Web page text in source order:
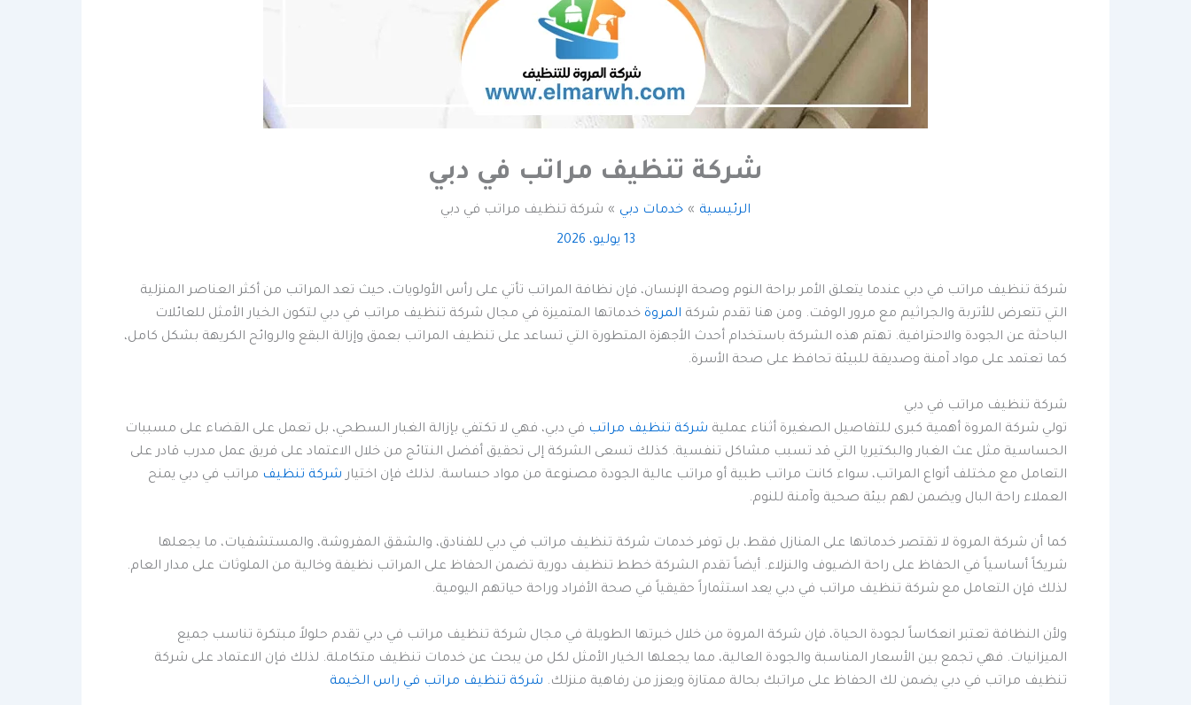
شركة تنظيف مراتب في دبي
الرئيسية خدمات دبي شركة تنظيف مراتب في دبي
13 يوليو، 2026
شركة تنظيف مراتب في دبي عندما يتعلق الأمر براحة النوم وصحة الإنسان، فإن نظافة المراتب تأتي على رأس الأولويات، حيث تعد المراتب من أكثر العناصر المنزلية
التي تتعرض للأتربة والجراثيم مع مرور الوقت. ومن هنا تقدم شركة المروة خدماتها المتميزة في مجال شركة تنظيف مراتب في دبي لتكون الخيار الأمثل للعائلات
الباحثة عن الجودة والاحترافية. تهتم هذه الشركة باستخدام أحدث الأجهزة المتطورة التي تساعد على تنظيف المراتب بعمق وإزالة البقع والروائح الكريهة بشكل كامل،
كما تعتمد على مواد آمنة وصديقة للبيئة تحافظ على صحة الأسرة.
شركة تنظيف مراتب في دبي
تولي شركة المروة أهمية كبرى للتفاصيل الصغيرة أثناء عملية شركة تنظيف مراتب في دبي، فهي لا تكتفي بإزالة الغبار السطحي، بل تعمل على القضاء على مسببات
الحساسية مثل عث الغبار والبكتيريا التي قد تسبب مشاكل تنفسية. كذلك تسعى الشركة إلى تحقيق أفضل النتائج من خلال الاعتماد على فريق عمل مدرب قادر على
التعامل مع مختلف أنواع المراتب، سواء كانت مراتب طبية أو مراتب عالية الجودة مصنوعة من مواد حساسة. لذلك فإن اختيار شركة تنظيف مراتب في دبي يمنح
العملاء راحة البال ويضمن لهم بيئة صحية وآمنة للنوم.
كما أن شركة المروة لا تقتصر خدماتها على المنازل فقط، بل توفر خدمات شركة تنظيف مراتب في دبي للفنادق، والشقق المفروشة، والمستشفيات، ما يجعلها
شريكاً أساسياً في الحفاظ على راحة الضيوف والنزلاء. أيضاً تقدم الشركة خطط تنظيف دورية تضمن الحفاظ على المراتب نظيفة وخالية من الملوثات على مدار العام.
لذلك فإن التعامل مع شركة تنظيف مراتب في دبي يعد استثماراً حقيقياً في صحة الأفراد وراحة حياتهم اليومية.
ولأن النظافة تعتبر انعكاساً لجودة الحياة، فإن شركة المروة من خلال خبرتها الطويلة في مجال شركة تنظيف مراتب في دبي تقدم حلولاً مبتكرة تناسب جميع
الميزانيات. فهي تجمع بين الأسعار المناسبة والجودة العالية، مما يجعلها الخيار الأمثل لكل من يبحث عن خدمات تنظيف متكاملة. لذلك فإن الاعتماد على شركة
تنظيف مراتب في دبي يضمن لك الحفاظ على مراتبك بحالة ممتازة ويعزز من رفاهية منزلك. شركة تنظيف مراتب في راس الخيمة